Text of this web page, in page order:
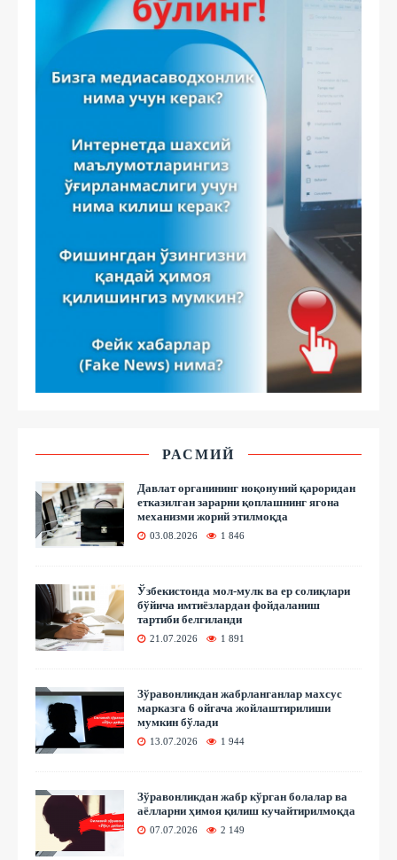
РАСМИЙ
Давлат органининг ноқонуний қароридан
етказилган зарарни қоплашнинг ягона
механизми жорий этилмоқда
03.08.2026 1 846
Ўзбекистонда мол-мулк ва ер солиқлари
бўйича имтиёзлардан фойдаланиш
тартиби белгиланди
21.07.2026 1 891
Зўравонликдан жабрланганлар махсус
марказга 6 ойгача жойлаштирилиши
мумкин бўлади
13.07.2026 1 944
Зўравонликдан жабр кўрган болалар ва
аёлларни ҳимоя қилиш кучайтирилмоқда
07.07.2026 2 149